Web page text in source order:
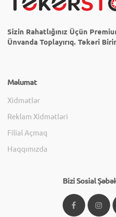
Sizin Rahatlığınız Üçün
Ünvanda Toplayırıq. Təkəri
Məlumat
Xidmətlər
Reklam Xidmətləri
Filial Açmaq
Haqqımızda
Bizi Sosial